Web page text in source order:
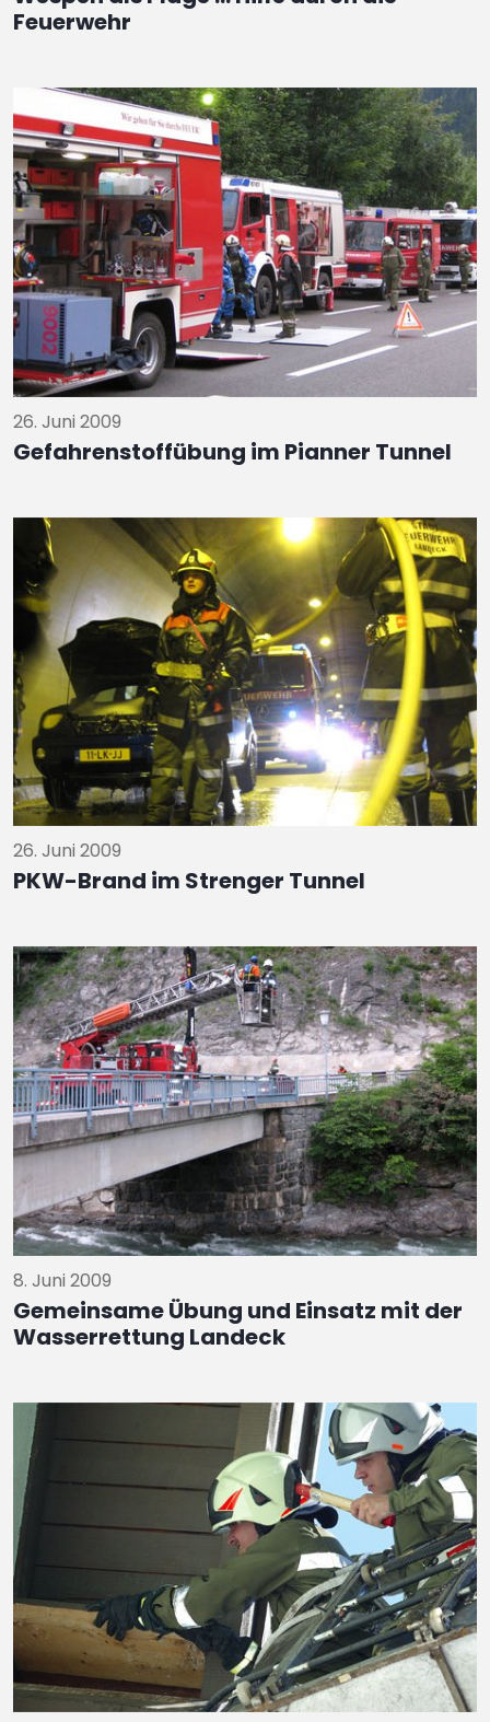
Feuerwehr
26. Juni 2009
Gefahrenstoffübung im Pianner Tunnel
26. Juni 2009
PKW-Brand im Strenger Tunnel
8. Juni 2009
Gemeinsame Übung und Einsatz mit der
Wasserrettung Landeck